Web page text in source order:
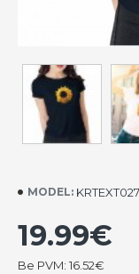
MODEL: KRTEXT027
19.99€
Be PVM: 16.52€